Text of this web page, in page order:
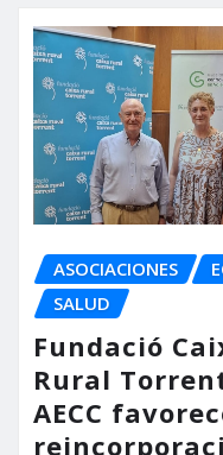
ASOCIACIONES
SALUD
Fundació
Rural
AECC